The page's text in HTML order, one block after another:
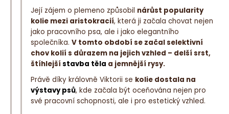
Její zájem o plemeno způsobil nárůst popularity
kolie mezi aristokracií, která ji začala chovat nejen
jako pracovního psa, ale i jako elegantního
společníka. V tomto období se začal selektivní
chov kolií s důrazem na jejich vzhled – delší srst,
štíhlejší stavba těla a jemnější rysy.
Právě díky královně Viktorii se kolie dostala na
výstavy psů, kde začala být oceňována nejen pro
své pracovní schopnosti, ale i pro estetický vzhled.